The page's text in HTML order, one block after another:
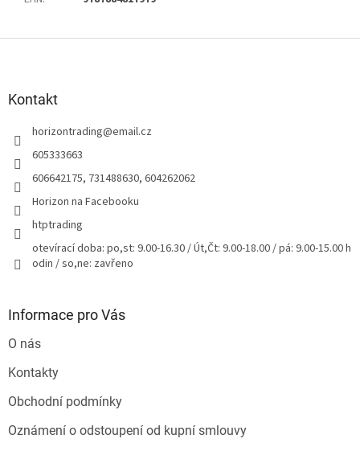
Kontakt
horizontrading@email.cz
605333663
606642175, 731488630, 604262062
Horizon na Facebooku
htptrading
otevírací doba: po,st: 9.00-16.30 / Út,Čt: 9.00-18.00 / pá: 9.00-15.00 h
odin / so,ne: zavřeno
Informace pro Vás
O nás
Kontakty
Obchodní podmínky
Oznámení o odstoupení od kupní smlouvy